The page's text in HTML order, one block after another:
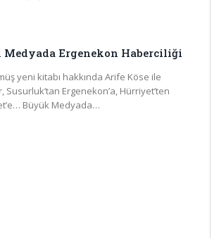
Medyada Ergenekon Haberciliği
yeni kitabı hakkında Arife Köse ile
Susurluk’tan Ergenekon’a, Hürriyet’ten
Büyük Medyada…